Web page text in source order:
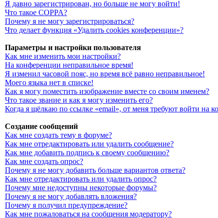
Я давно зарегистрирован, но больше не могу войти!
Что такое COPPA?
Почему я не могу зарегистрироваться?
Что делает функция «Удалить cookies конференции»?
Параметры и настройки пользователя
Как мне изменить мои настройки?
На конференции неправильное время!
Я изменил часовой пояс, но время всё равно неправильное!
Моего языка нет в списке!
Как я могу поместить изображение вместе со своим именем?
Что такое звание и как я могу изменить его?
Когда я щёлкаю по ссылке «email», от меня требуют войти на
Создание сообщений
Как мне создать тему в форуме?
Как мне отредактировать или удалить сообщение?
Как мне добавить подпись к своему сообщению?
Как мне создать опрос?
Почему я не могу добавить больше вариантов ответа?
Как мне отредактировать или удалить опрос?
Почему мне недоступны некоторые форумы?
Почему я не могу добавлять вложения?
Почему я получил предупреждение?
Как мне пожаловаться на сообщения модератору?